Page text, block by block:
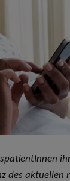
des aktuellen